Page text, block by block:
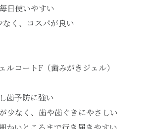
日使いやすい
なく、コスパが良い
ルコートF（歯みがきジェル）
歯予防に強い
少なく、歯や歯ぐきにやさしい